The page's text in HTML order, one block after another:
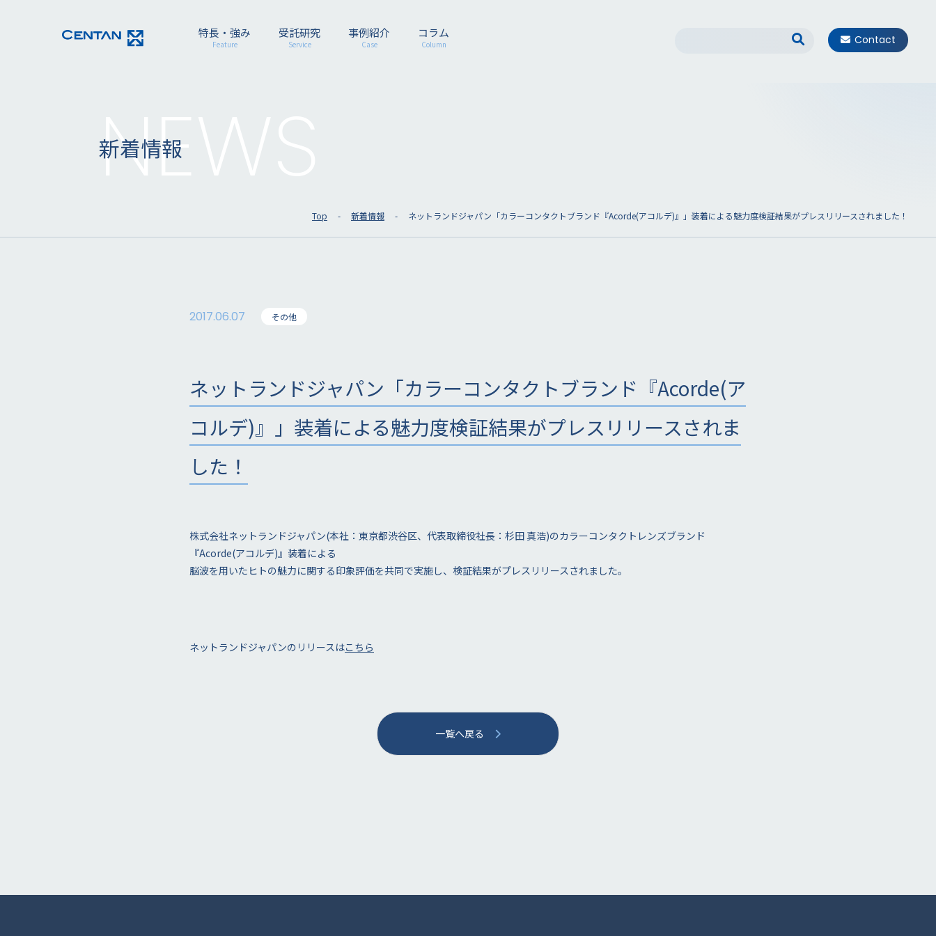
特長・強み
Feature
受託研究
Service
事例紹介
Case
コラム
Column Contact
NEWS
新着情報
Top 新着情報 ネットランドジャパン「カラーコンタクトブランド『Acorde(アコルデ)』」装着による魅力度検証結果がプレスリリースされました！
2017.06.07 その他
ネットランドジャパン「カラーコンタクトブランド『Acorde(ア
コルデ)』」装着による魅力度検証結果がプレスリリースされま
した！
株式会社ネットランドジャパン(本社：東京都渋谷区、代表取締役社長：杉田 真浩)のカラーコンタクトレンズブランド
『Acorde(アコルデ)』装着による
脳波を用いたヒトの魅力に関する印象評価を共同で実施し、検証結果がプレスリリースされました。
ネットランドジャパンのリリースはこちら
一覧へ戻る